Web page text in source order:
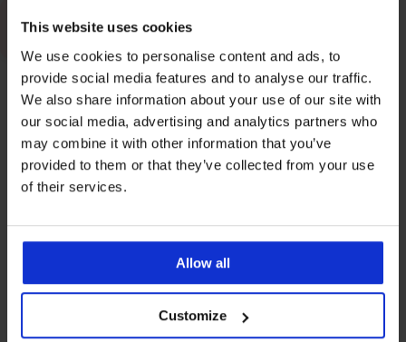
This website uses cookies
We use cookies to personalise content and ads, to
provide social media features and to analyse our traffic.
We also share information about your use of our site with
our social media, advertising and analytics partners who
may combine it with other information that you’ve
provided to them or that they’ve collected from your use
of their services.
Allow all
Customize
Skúšobná kabínka
Nosíte správnu veľkosť podprsenky?
Štítok: Svadobné
AKO VYBRAŤ O BIELIZNI
Sprievodca pre nevesty od A po Z:
Bielizeň, ktorej poviete svoje „áno“
MAGAZÍN PRE VÁS PRIPRAVUJÚ